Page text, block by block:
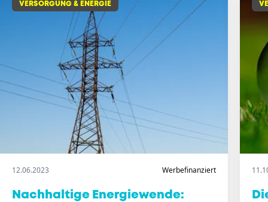
VERSORGUNG & ENERGIE
12.06.2023 Werbefinanziert
Nachhaltige Energiewende: